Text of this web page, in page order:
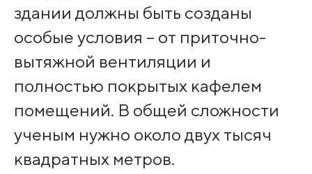
здании должны быть созданы
особые условия – от приточно-
вытяжной вентиляции и
полностью покрытых кафелем
помещений. В общей сложности
ученым нужно около двух тысяч
квадратных метров.